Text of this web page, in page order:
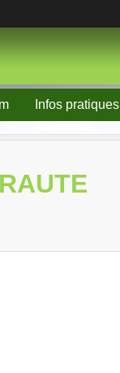
Infos pratiques